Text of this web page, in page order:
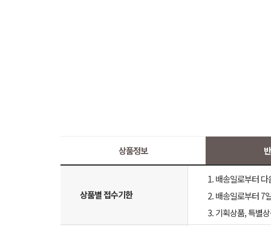
상품정보
상품별 접수기한
1. 배송일로부터
2. 배송일로부터 7
3. 기획상품, 특별